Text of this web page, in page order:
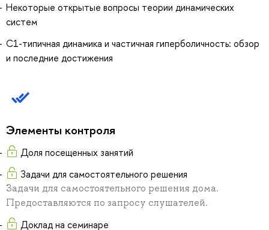
Некоторые открытые вопросы теории динамических
систем
C1-типичная динамика и частичная гиперболичность: обзор
и последние достижения
Элементы контроля
Доля посещенных занятий
Задачи для самостоятельного решения
Задачи для самостоятельного решения дома.
Предоставляются по запросу слушателей.
Доклад на семинаре